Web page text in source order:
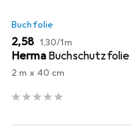
Buchfolie
EUR
2,58 EUR
1,30/1m
Herma Buchschutzfolie
2 m x 40 cm